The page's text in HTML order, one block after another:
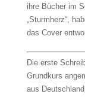
ihre Bücher im
„Sturmherz“,
das Cover
Die erste
Grundkurs
aus